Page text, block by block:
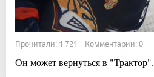
Прочитали: 1 721 Комментарии: 0
Он может вернуться в "Трактор".